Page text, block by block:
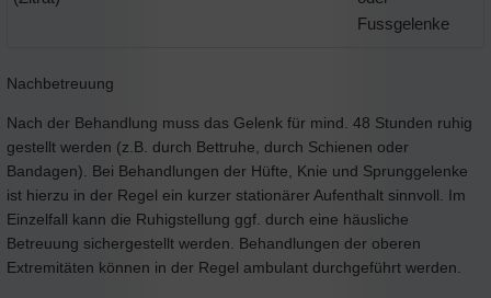
Fussgelenke
Nachbetreuung
Nach der Behandlung muss das Gelenk für mind. 48 Stunden ruhig
gestellt werden (z.B. durch Bettruhe, durch Schienen oder
Bandagen). Bei Behandlungen der Hüfte, Knie und Sprunggelenke
ist hierzu in der Regel ein kurzer stationärer Aufenthalt sinnvoll. Im
Einzelfall kann die Ruhigstellung ggf. durch eine häusliche
Betreuung sichergestellt werden. Behandlungen der oberen
Extremitäten können in der Regel ambulant durchgeführt werden.